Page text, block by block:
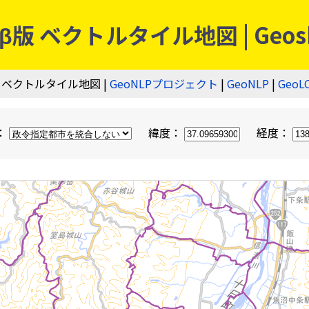
ベクトルタイル地図 |
クトルタイル地図 | GeoNLPプロジェクト | GeoNLP |
緯度： 経度：